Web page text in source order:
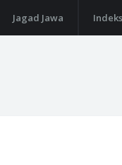
Jagad Jawa